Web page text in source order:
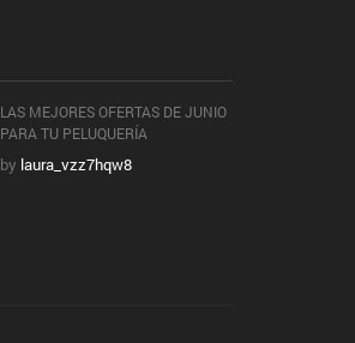
LAS MEJORES OFERTAS DE JUNIO
PARA TU PELUQUERÍA
by laura_vzz7hqw8